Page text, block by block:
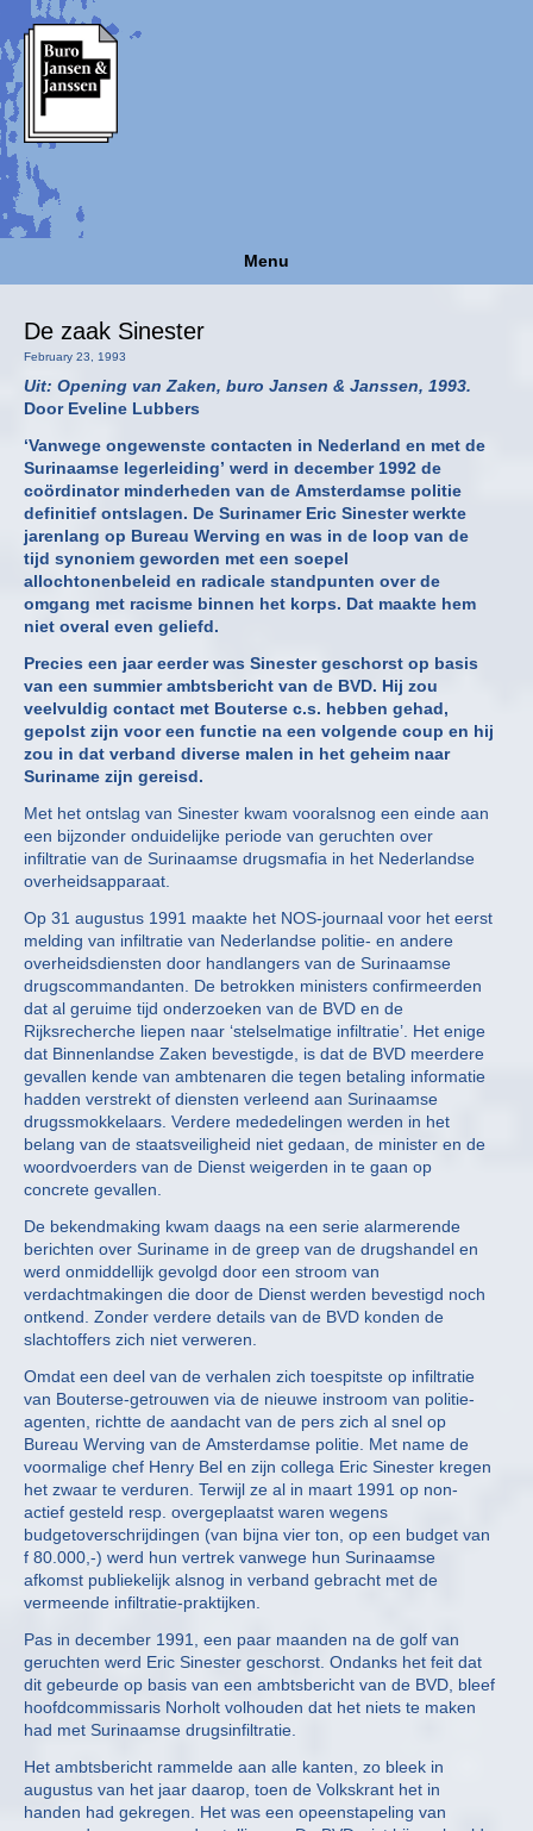
Menu
De zaak Sinester
February 23, 1993
Uit: Opening van Zaken, buro Jansen & Janssen, 1993.
Door Eveline Lubbers
‘Vanwege ongewenste contacten in Nederland en met de
Surinaamse legerleiding’ werd in december 1992 de
coördinator minderheden van de Amsterdamse politie
definitief ontslagen. De Surinamer Eric Sinester werkte
jarenlang op Bureau Werving en was in de loop van de
tijd synoniem geworden met een soepel
allochtonenbeleid en radicale standpunten over de
omgang met racisme binnen het korps. Dat maakte hem
niet overal even geliefd.
Precies een jaar eerder was Sinester geschorst op basis
van een summier ambtsbericht van de BVD. Hij zou
veelvuldig contact met Bouterse c.s. hebben gehad,
gepolst zijn voor een functie na een volgende coup en hij
zou in dat verband diverse malen in het geheim naar
Suriname zijn gereisd.
Met het ontslag van Sinester kwam vooralsnog een einde aan
een bijzonder onduidelijke periode van geruchten over
infiltratie van de Surinaamse drugsmafia in het Nederlandse
overheidsapparaat.
Op 31 augustus 1991 maakte het NOS-journaal voor het eerst
melding van infiltratie van Nederlandse politie- en andere
overheidsdiensten door handlangers van de Surinaamse
drugscommandanten. De betrokken ministers confirmeerden
dat al geruime tijd onderzoeken van de BVD en de
Rijksrecherche liepen naar ‘stelselmatige infiltratie’. Het enige
dat Binnenlandse Zaken bevestigde, is dat de BVD meerdere
gevallen kende van ambtenaren die tegen betaling informatie
hadden verstrekt of diensten verleend aan Surinaamse
drugssmokkelaars. Verdere mededelingen werden in het
belang van de staatsveiligheid niet gedaan, de minister en de
woordvoerders van de Dienst weigerden in te gaan op
concrete gevallen.
De bekendmaking kwam daags na een serie alarmerende
berichten over Suriname in de greep van de drugshandel en
werd onmiddellijk gevolgd door een stroom van
verdachtmakingen die door de Dienst werden bevestigd noch
ontkend. Zonder verdere details van de BVD konden de
slachtoffers zich niet verweren.
Omdat een deel van de verhalen zich toespitste op infiltratie
van Bouterse-getrouwen via de nieuwe instroom van politie-
agenten, richtte de aandacht van de pers zich al snel op
Bureau Werving van de Amsterdamse politie. Met name de
voormalige chef Henry Bel en zijn collega Eric Sinester kregen
het zwaar te verduren. Terwijl ze al in maart 1991 op non-
actief gesteld resp. overgeplaatst waren wegens
budgetoverschrijdingen (van bijna vier ton, op een budget van
f 80.000,-) werd hun vertrek vanwege hun Surinaamse
afkomst publiekelijk alsnog in verband gebracht met de
vermeende infiltratie-praktijken.
Pas in december 1991, een paar maanden na de golf van
geruchten werd Eric Sinester geschorst. Ondanks het feit dat
dit gebeurde op basis van een ambtsbericht van de BVD, bleef
hoofdcommissaris Norholt volhouden dat het niets te maken
had met Surinaamse drugsinfiltratie.
Het ambtsbericht rammelde aan alle kanten, zo bleek in
augustus van het jaar daarop, toen de Volkskrant het in
handen had gekregen. Het was een opeenstapeling van